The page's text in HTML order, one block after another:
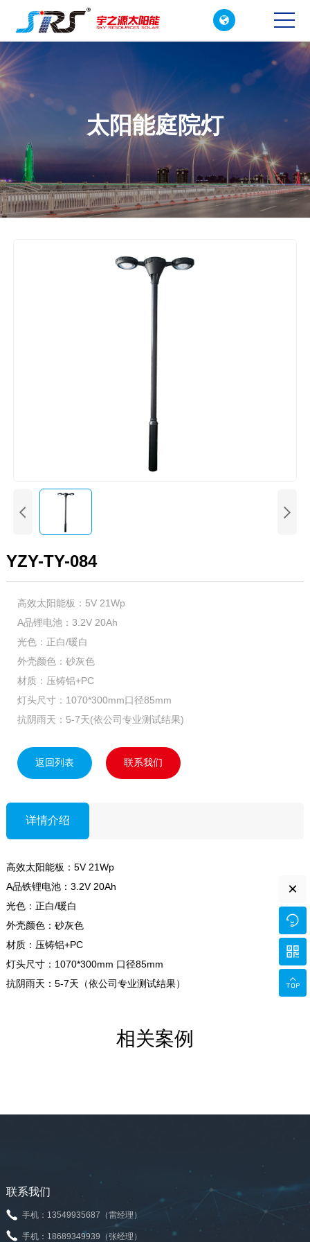

CN
太阳能庭院灯
 
YZY-TY-084
高效太阳能板：5V 21Wp
A品锂电池：3.2V 20Ah
光色：正白/暖白
外壳颜色：砂灰色
材质：压铸铝+PC
灯头尺寸：1070*300mm口径85mm
抗阴雨天：5-7天(依公司专业测试结果)
返回列表 联系我们
详情介绍
高效太阳能板：5V 21Wp
A品铁锂电池：3.2V 20Ah
光色：正白/暖白
外壳颜色：砂灰色
材质：压铸铝+PC
灯头尺寸：1070*300mm 口径85mm
抗阴雨天：5-7天（依公司专业测试结果）
相关案例
联系我们
手机：13549935687（雷经理）
手机：18689349939（张经理）
×


